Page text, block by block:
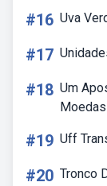
#16 Uva
#17
#18 Um
Moedas
#19 Uff
#20 Tronco